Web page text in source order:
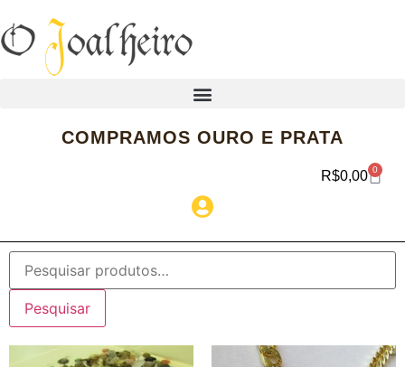
COMPRAMOS OURO E PRATA
R$0,00 0
Pesquisar